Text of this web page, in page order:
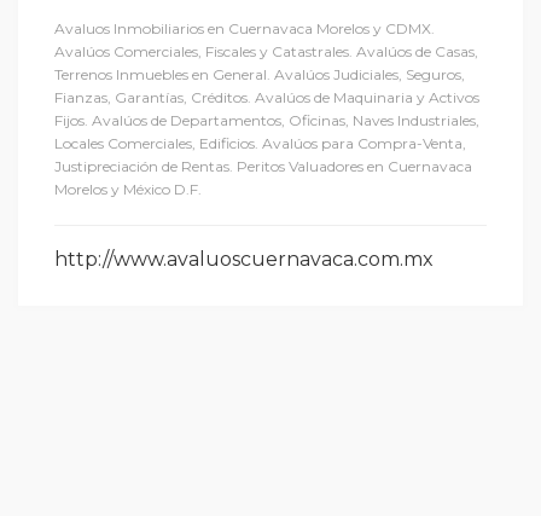
Avaluos Inmobiliarios en Cuernavaca Morelos y CDMX.
Avalúos Comerciales, Fiscales y Catastrales. Avalúos de Casas,
Terrenos Inmuebles en General. Avalúos Judiciales, Seguros,
Fianzas, Garantías, Créditos. Avalúos de Maquinaria y Activos
Fijos. Avalúos de Departamentos, Oficinas, Naves Industriales,
Locales Comerciales, Edificios. Avalúos para Compra-Venta,
Justipreciación de Rentas. Peritos Valuadores en Cuernavaca
Morelos y México D.F.
http://www.avaluoscuernavaca.com.mx